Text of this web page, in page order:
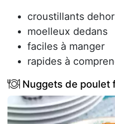
croustillants
moelleux dedans
faciles à manger
rapides à
Nuggets de poulet